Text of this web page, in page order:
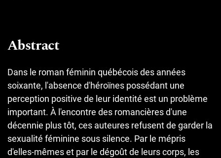
Abstract
Dans le roman féminin québécois des années
soixante, l'absence d'héroïnes possédant une
perception positive de leur identité est un problème
important. À l'encontre des romancières d'une
décennie plus tôt, ces auteures refusent de garder la
sexualité féminine sous silence. Par le mépris
d'elles-mêmes et par le dégoût de leurs corps, les